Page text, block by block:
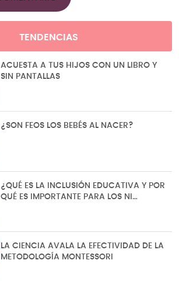
TENDENCIAS
ACUESTA A TUS HIJOS CON UN LIBRO Y
SIN PANTALLAS
¿SON FEOS LOS BEBÉS AL NACER?
¿QUÉ ES LA INCLUSIÓN EDUCATIVA Y POR
QUÉ ES IMPORTANTE PARA LOS NI…
LA CIENCIA AVALA LA EFECTIVIDAD DE LA
METODOLOGÍA MONTESSORI